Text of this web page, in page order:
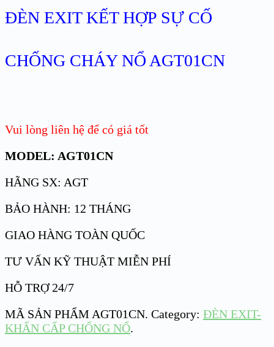
ĐÈN EXIT KẾT HỢP SỰ CỐ
CHỐNG CHÁY NỔ AGT01CN
Vui lòng liên hệ để có giá tốt
MODEL: AGT01CN
HÃNG SX: AGT
BẢO HÀNH: 12 THÁNG
GIAO HÀNG TOÀN QUỐC
TƯ VẤN KỸ THUẬT MIỄN PHÍ
HỖ TRỢ 24/7
MÃ SẢN PHẨMAGT01CN. Category: ĐÈN EXIT-
KHẨN CẤP CHỐNG NỔ.